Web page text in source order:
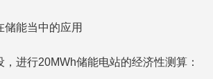
进行20MWh储能电站的经济性测算：